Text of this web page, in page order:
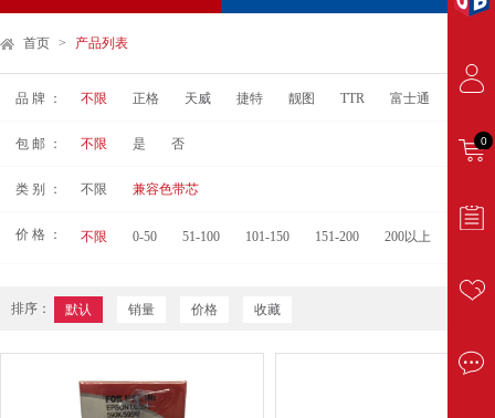
首页 > 产品列表
品 牌 ： 不限 正格 天威 捷特 靓图 TTR 富士通
包 邮 ： 不限 是 否
类 别 ： 不限 兼容色带芯
价 格 ： 不限 0-50 51-100 101-150 151-200 200以上
排序： 默认 销量 价格 收藏
0